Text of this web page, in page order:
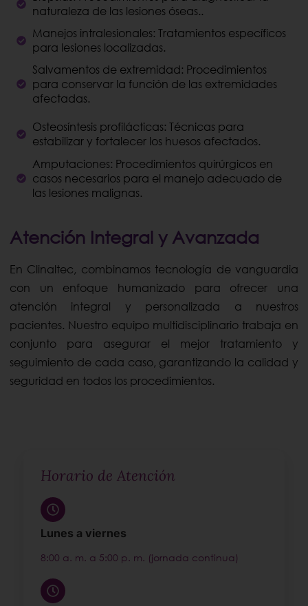
naturaleza de las lesiones óseas..
Manejos intralesionales: Tratamientos específicos
para lesiones localizadas.
Salvamentos de extremidad: Procedimientos
para conservar la función de las extremidades
afectadas.
Osteosíntesis profilácticas: Técnicas para
estabilizar y fortalecer los huesos afectados.
Amputaciones: Procedimientos quirúrgicos en
casos necesarios para el manejo adecuado de
las lesiones malignas.
Atención Integral y Avanzada
En Clinaltec, combinamos tecnología de vanguardia
con un enfoque humanizado para ofrecer una
atención integral y personalizada a nuestros
pacientes. Nuestro equipo multidisciplinario trabaja en
conjunto para asegurar el mejor tratamiento y
seguimiento de cada caso, garantizando la calidad y
seguridad en todos los procedimientos.
Horario de Atención
Lunes a viernes
8:00 a. m. a 5:00 p. m. (jornada continua)